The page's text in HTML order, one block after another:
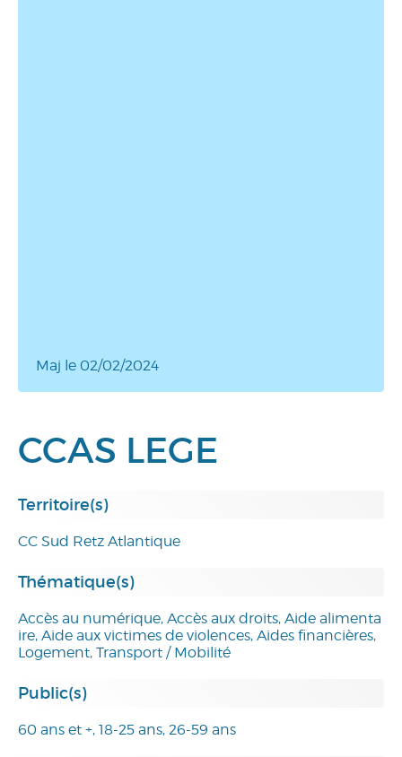
Maj le 02/02/2024
CCAS LEGE
Territoire(s)
CC Sud Retz Atlantique
Thématique(s)
Accès au numérique, Accès aux droits, Aide alimenta
ire, Aide aux victimes de violences, Aides financières,
Logement, Transport / Mobilité
Public(s)
60 ans et +, 18-25 ans, 26-59 ans